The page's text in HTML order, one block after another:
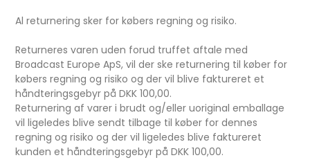
Al returnering sker for købers regning og risiko.
Returneres varen uden forud truffet aftale med
Broadcast Europe ApS, vil der ske returnering til køber for
købers regning og risiko og der vil blive faktureret et
håndteringsgebyr på DKK 100,00.
Returnering af varer i brudt og/eller uoriginal emballage
vil ligeledes blive sendt tilbage til køber for dennes
regning og risiko og der vil ligeledes blive faktureret
kunden et håndteringsgebyr på DKK 100,00.